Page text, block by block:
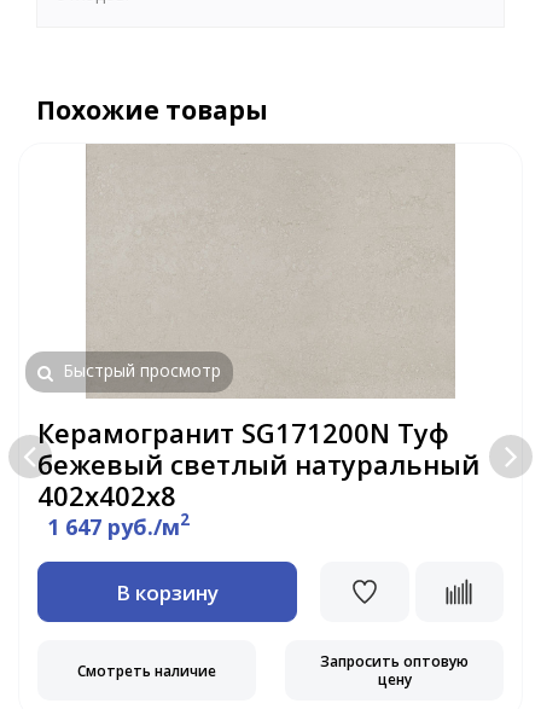
Похожие товары
Быстрый просмотр
Керамогранит SG171200N Туф
бежевый светлый натуральный
402х402х8
1 647 руб./м2
В корзину
Смотреть наличие
Запросить оптовую
цену